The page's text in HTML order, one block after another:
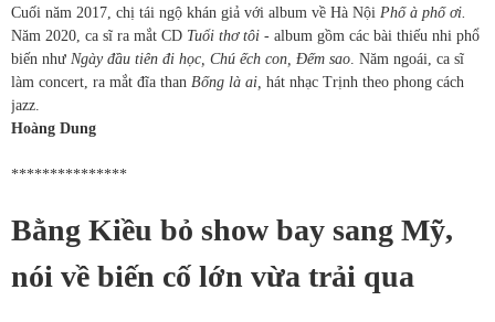
Cuối năm 2017, chị tái ngộ khán giả với album về Hà Nội Phố à phố ơi.
Năm 2020, ca sĩ ra mắt CD Tuổi thơ tôi - album gồm các bài thiếu nhi phổ
biến như Ngày đầu tiên đi học, Chú ếch con, Đếm sao. Năm ngoái, ca sĩ
làm concert, ra mắt đĩa than Bống là ai, hát nhạc Trịnh theo phong cách
jazz.
Hoàng Dung
***************
Bằng Kiều bỏ show bay sang Mỹ,
nói về biến cố lớn vừa trải qua